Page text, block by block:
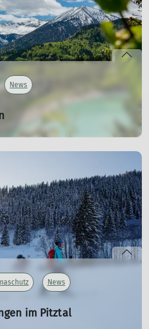
News
wollen, berichtet Eva
News
im Pitztal